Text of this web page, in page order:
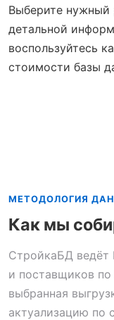
Выберите нужный
детальной
воспользуйтесь
стоимости базы
МЕТОДОЛОГИЯ
Как мы
СтройкаБД ведёт
и поставщиков
выбранная
актуализацию по